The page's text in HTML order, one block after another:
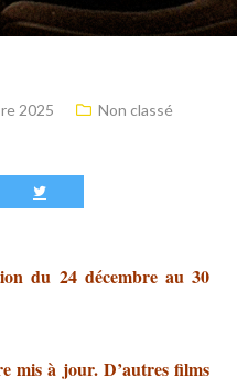
2025
Non classé
du 24 décembre au 30
mis à jour. D’autres films